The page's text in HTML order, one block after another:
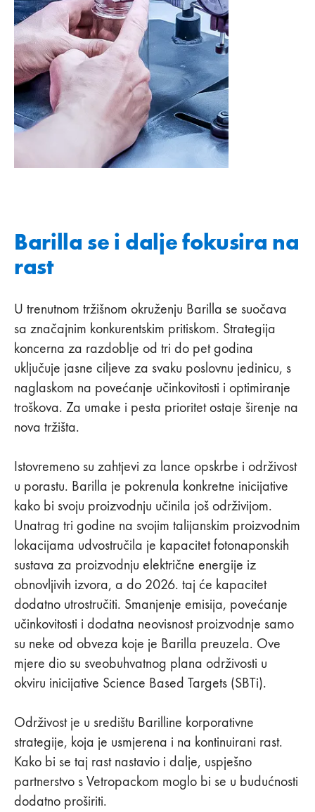
Barilla se i dalje fokusira na
rast
U trenutnom tržišnom okruženju Barilla se suočava
sa značajnim konkurentskim pritiskom. Strategija
koncerna za razdoblje od tri do pet godina
uključuje jasne ciljeve za svaku poslovnu jedinicu, s
naglaskom na povećanje učinkovitosti i optimiranje
troškova. Za umake i pesta prioritet ostaje širenje na
nova tržišta.
Istovremeno su zahtjevi za lance opskrbe i održivost
u porastu. Barilla je pokrenula konkretne inicijative
kako bi svoju proizvodnju učinila još održivijom.
Unatrag tri godine na svojim talijanskim proizvodnim
lokacijama udvostručila je kapacitet fotonaponskih
sustava za proizvodnju električne energije iz
obnovljivih izvora, a do 2026. taj će kapacitet
dodatno utrostručiti. Smanjenje emisija, povećanje
učinkovitosti i dodatna neovisnost proizvodnje samo
su neke od obveza koje je Barilla preuzela. Ove
mjere dio su sveobuhvatnog plana održivosti u
okviru inicijative Science Based Targets (SBTi).
Održivost je u središtu Barilline korporativne
strategije, koja je usmjerena i na kontinuirani rast.
Kako bi se taj rast nastavio i dalje, uspješno
partnerstvo s Vetropackom moglo bi se u budućnosti
dodatno proširiti.